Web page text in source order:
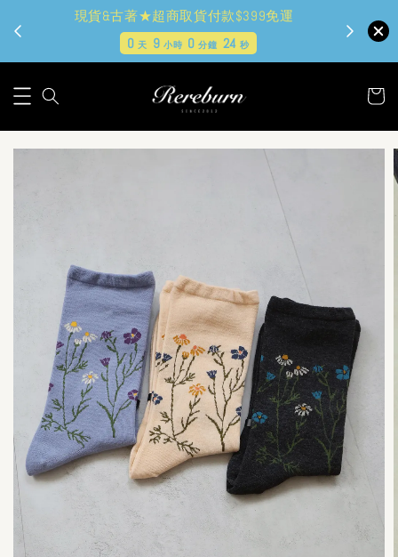
現貨&古著★超商取貨付款$399免運
0天 9 小時 0分鐘 23秒